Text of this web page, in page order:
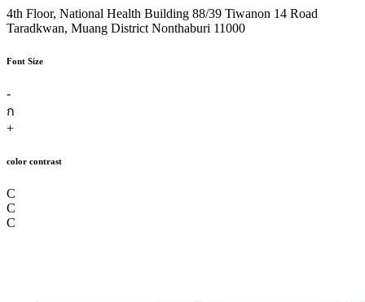
4th Floor, National Health Building 88/39 Tiwanon 14 Road
Taradkwan, Muang District Nonthaburi 11000
Font Size
-
ก
+
color contrast
C
C
C